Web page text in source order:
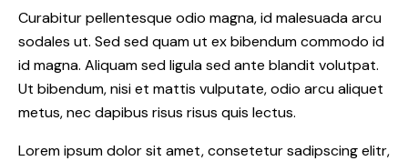
Curabitur pellentesque odio magna, id malesuada arcu
sodales ut. Sed sed quam ut ex bibendum commodo id
id magna. Aliquam sed ligula sed ante blandit volutpat.
Ut bibendum, nisi et mattis vulputate, odio arcu aliquet
metus, nec dapibus risus risus quis lectus.
Lorem ipsum dolor sit amet, consetetur sadipscing elitr,